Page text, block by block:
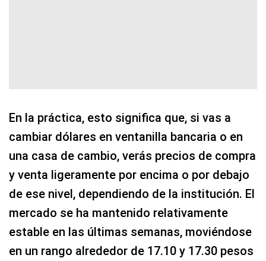
En la práctica, esto significa que, si vas a
cambiar dólares en ventanilla bancaria o en
una casa de cambio, verás precios de compra
y venta ligeramente por encima o por debajo
de ese nivel, dependiendo de la institución. El
mercado se ha mantenido relativamente
estable en las últimas semanas, moviéndose
en un rango alrededor de 17.10 y 17.30 pesos